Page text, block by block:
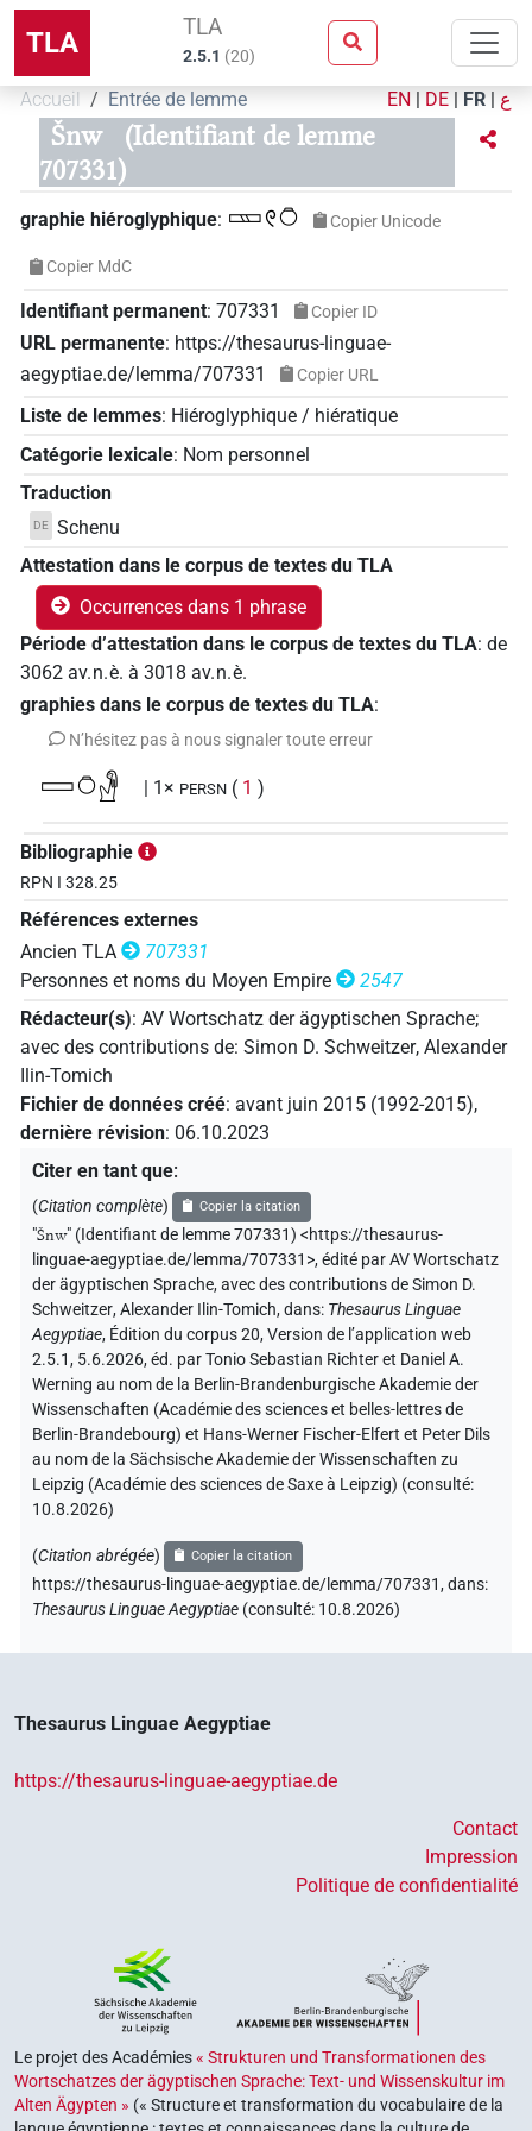
TLA TLA
2.5.1 (20)
Accueil Entrée de lemme EN | DE | FR | ع
Šnw
(Identifiant de lemme
707331)
graphie hiéroglyphique: 𓈚𓏲𓏌 Copier Unicode
Copier MdC
Identifiant permanent: 707331 Copier ID
URL permanente: https://thesaurus-linguae-
aegyptiae.de/lemma/707331
Copier URL
Liste de lemmes: Hiéroglyphique / hiératique
Catégorie lexicale: Nom personnel
Traduction
DE Schenu
Attestation dans le corpus de textes du TLA
Occurrences dans 1 phrase
Période d’attestation dans le corpus de textes du TLA: de
3062 av. n. è. à 3018 av. n. è.
graphies dans le corpus de textes du TLA:
N’hésitez pas à nous signaler toute erreur
𓈙𓏌𓁐 | 1× PERSN ( 1 )
Bibliographie
RPN I 328.25
Références externes
Ancien TLA
707331
Personnes et noms du Moyen Empire
2547
Rédacteur(s): AV Wortschatz der ägyptischen Sprache;
avec des contributions de: Simon D. Schweitzer, Alexander
Ilin-Tomich
Fichier de données créé: avant juin 2015 (1992-2015),
dernière révision: 06.10.2023
Citer en tant que:
(Citation complète) Copier la citation
"Šnw" (Identifiant de lemme 707331) <https://thesaurus-
linguae-aegyptiae.de/lemma/707331>,édité par AV Wortschatz
der ägyptischen Sprache,avec des contributions deSimon D.
Schweitzer,Alexander Ilin-Tomich,dans: Thesaurus Linguae
Aegyptiae, Édition du corpus 20, Version de l’application web
2.5.1, 5.6.2026, éd. par Tonio Sebastian Richter et Daniel A.
Werning au nom de la Berlin-Brandenburgische Akademie der
Wissenschaften (Académie des sciences et belles-lettres de
Berlin-Brandebourg) et Hans-Werner Fischer-Elfert et Peter Dils
au nom de la Sächsische Akademie der Wissenschaften zu
Leipzig (Académie des sciences de Saxe à Leipzig) (consulté:
10.8.2026)
(Citation abrégée) Copier la citation
https://thesaurus-linguae-aegyptiae.de/lemma/707331,dans:
Thesaurus Linguae Aegyptiae (consulté: 10.8.2026)
Thesaurus Linguae Aegyptiae
https://thesaurus-linguae-aegyptiae.de
Contact
Impression
Politique de confidentialité
Le projet des Académies« Strukturen und Transformationen des
Wortschatzes der ägyptischen Sprache: Text- und Wissenskultur im
Alten Ägypten » (« Structure et transformation du vocabulaire de la